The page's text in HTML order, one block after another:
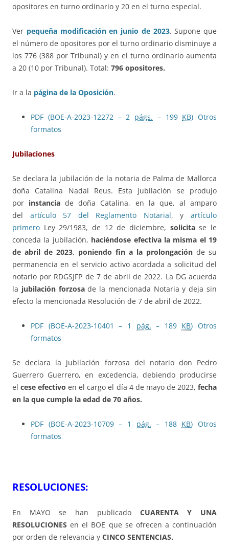
opositores en turno ordinario y 20 en el turno especial.
Ver pequeña modificación en junio de 2023. Supone que
el número de opositores por el turno ordinario disminuye a
los 776 (388 por Tribunal) y en el turno ordinario aumenta
a 20 (10 por Tribunal). Total: 796 opositores.
Ir a la página de la Oposición.
PDF (BOE-A-2023-12272 – 2 págs. – 199 KB) Otros
formatos
Jubilaciones
Se declara la jubilación de la notaria de Palma de Mallorca
doña Catalina Nadal Reus. Esta jubilación se produjo
por instancia de doña Catalina, en la que, al amparo
del artículo 57 del Reglamento Notarial, yartículo
primero Ley 29/1983, de 12 de diciembre, solicitase le
conceda la jubilación, haciéndose efectiva la misma el 19
de abril de 2023, poniendo fin a la prolongación de su
permanencia en el servicio activo acordada a solicitud del
notario por RDGSJFP de 7 de abril de 2022. La DG acuerda
la jubilación forzosade la mencionada Notaria y deja sin
efecto la mencionada Resolución de 7 de abril de 2022.
PDF (BOE-A-2023-10401 – 1 pág. – 189 KB) Otros
formatos
Se declara la jubilación forzosa del notario don Pedro
Guerrero Guerrero, en excedencia, debiendo producirse
elcese efectivo en el cargo el día 4 de mayo de 2023,fecha
en la que cumple la edad de 70 años.
PDF (BOE-A-2023-10709 – 1 pág. – 188 KB) Otros
formatos
RESOLUCIONES:
En MAYO se han publicado CUARENTA Y UNA
RESOLUCIONES en el BOE que se ofrecen a continuación
por orden de relevancia y CINCO SENTENCIAS.